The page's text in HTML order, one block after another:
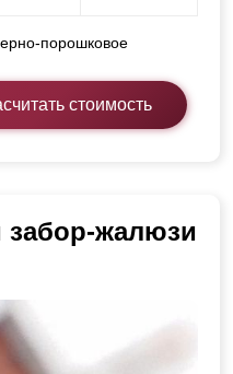
порошковое
стоимость
забор-жалюзи